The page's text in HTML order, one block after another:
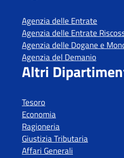
Tesoro
Economia
Ragioneria
Giustizia Tributaria
Affari Generali